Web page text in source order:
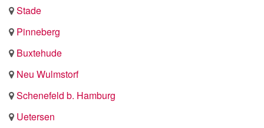
Stade
Pinneberg
Buxtehude
Neu Wulmstorf
Schenefeld b. Hamburg
Uetersen